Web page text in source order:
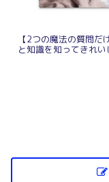
【2つの魔法の質問だ
と知識を知ってきれい